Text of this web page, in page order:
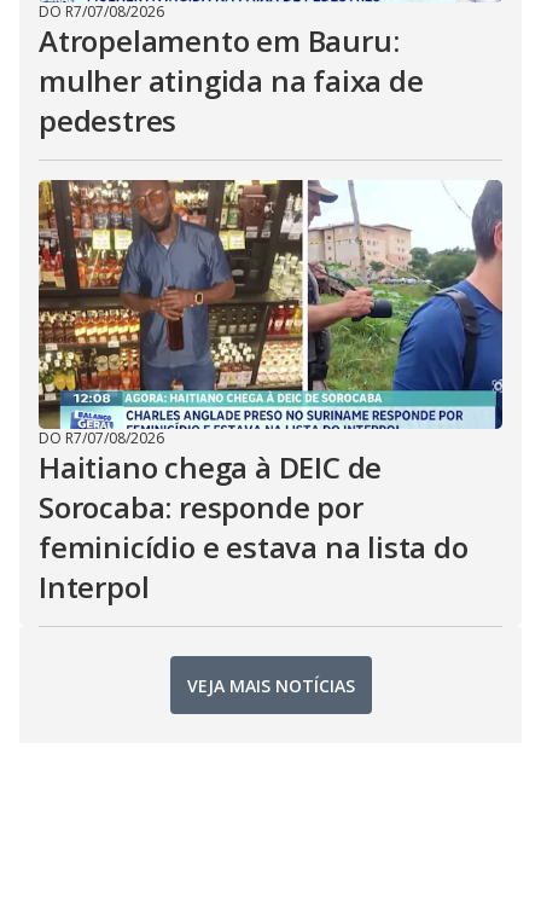
DO R7/07/08/2026
Atropelamento em Bauru:
mulher atingida na faixa de
pedestres
DO R7/07/08/2026
Haitiano chega à DEIC de
Sorocaba: responde por
feminicídio e estava na lista do
Interpol
VEJA MAIS NOTÍCIAS